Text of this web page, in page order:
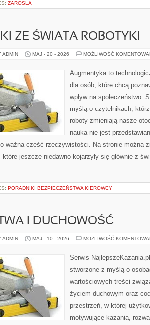
ZAROSLA
ZE ŚWIATA ROBOTYKI
ADMIN MAJ - 20 - 2026 MOŻLIWOŚĆ
Augmentyka to
dla osób, które chcą
wpływ na społeczeństwo.
myślą o czytelnikach,
roboty zmieniają nasze
nauka nie jest
ważna część rzeczywistości. Na stronie można
które jeszcze niedawno kojarzyły się głównie z
PORADNIKI BEZPIECZEŃSTWA KIEROWCY
I DUCHOWOŚĆ
ADMIN MAJ - 10 - 2026 MOŻLIWOŚĆ
Serwis
stworzone z myślą o
wartościowych treści
życiem duchowym oraz
przestrzeń, w której
motywujące kazania,